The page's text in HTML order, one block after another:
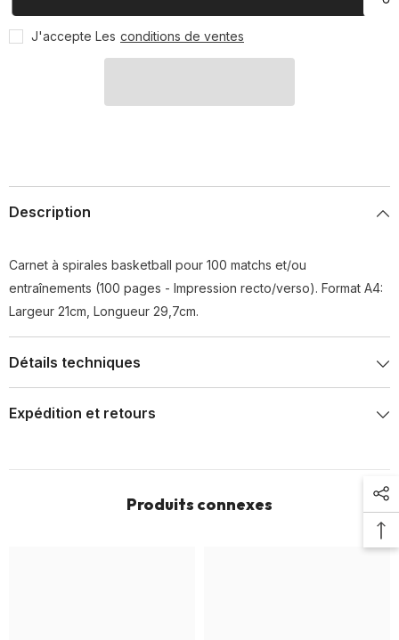
coach
à
spirales
coach
à
spirales
basketball
J'accepte Les conditions de ventes
Description
Carnet à spirales basketball pour 100 matchs et/ou
entraînements (100 pages - Impression recto/verso). Format A4:
Largeur 21cm, Longueur 29,7cm.
Détails techniques
Expédition et retours
Produits connexes